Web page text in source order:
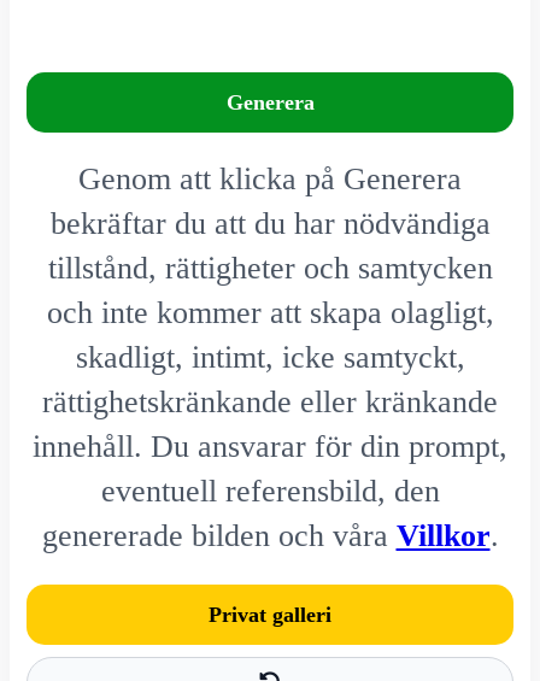
Generera
Genom att klicka på Generera
bekräftar du att du har nödvändiga
tillstånd, rättigheter och samtycken
och inte kommer att skapa olagligt,
skadligt, intimt, icke samtyckt,
rättighetskränkande eller kränkande
innehåll. Du ansvarar för din prompt,
eventuell referensbild, den
genererade bilden och våra Villkor.
Privat galleri